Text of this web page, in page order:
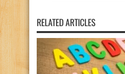
RELATED ARTICLES